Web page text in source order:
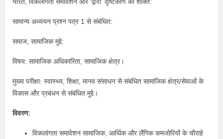
सामान्य अध्ययन प्रश्न पत्र 1 से संबंधित:
समाज, सामाजिक मुद्दे:
विषय: सामाजिक अधिकारिता, सामाजिक क्षेत्र।
मुख्य परीक्षा: स्वास्थ्य, शिक्षा, मानव संसाधन से संबंधित सामाजिक क्षेत्र/सेवाओं के
विकास और प्रबंधन से संबंधित मुद्दे।
विवरण:
विकलांगता समावेशन सामाजिक, आर्थिक और लैंगिक कमजोरियों के चौराहे